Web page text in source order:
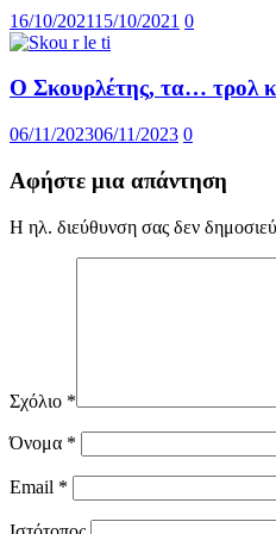
16/10/202115/10/2021 0
Ο Σκουρλέτης, τα… τρολ
06/11/202306/11/2023 0
Αφήστε μια απάντηση
Η ηλ. διεύθυνση σας δεν
Σχόλιο *
Όνομα *
Email *